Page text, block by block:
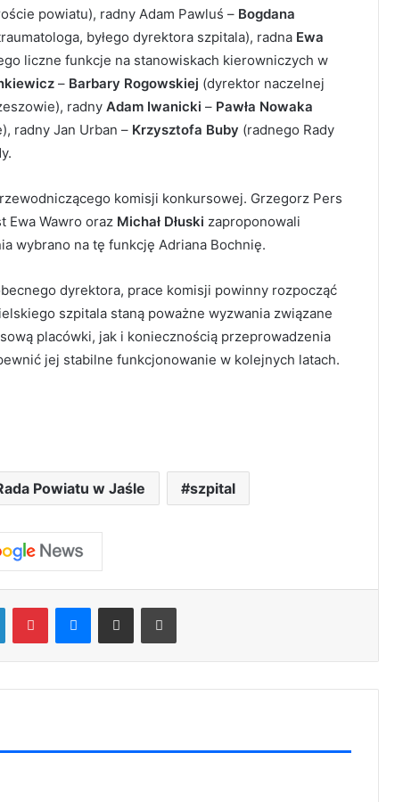
powiatu), radny Adam Pawluś – Bogdana
byłego dyrektora szpitala), radna Ewa
liczne funkcje na stanowiskach kierowniczych w
– Barbary Rogowskiej (dyrektor naczelnej
radny Adam Iwanicki – Pawła Nowaka
radny Jan Urban – Krzysztofa Buby (radnego Rady
komisji konkursowej. Grzegorz Pers
Ewa Wawro oraz Michał Dłuski zaproponowali
wybrano na tę funkcję Adriana Bochnię.
dyrektora, prace komisji powinny rozpocząć
szpitala staną poważne wyzwania związane
placówki, jak i koniecznością przeprowadzenia
jej stabilne funkcjonowanie w kolejnych latach.
Powiatu w Jaśle szpital
LinkedInPinterestMessenger
Share via Email Print